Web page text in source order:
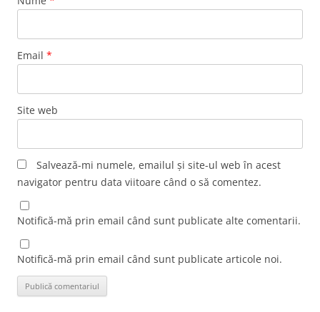
Email *
Site web
Salvează-mi numele, emailul și site-ul web în acest
navigator pentru data viitoare când o să comentez.
Notifică-mă prin email când sunt publicate alte comentarii.
Notifică-mă prin email când sunt publicate articole noi.